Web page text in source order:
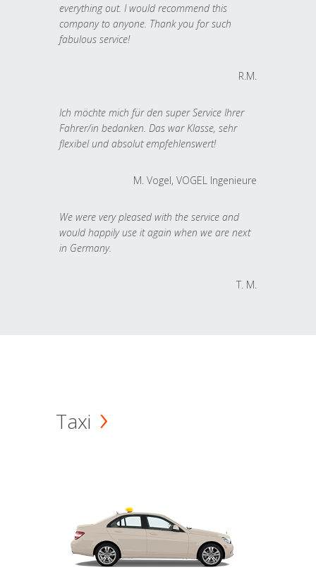
everything out. I would recommend this
company to anyone. Thank you for such
fabulous service!
R.M.
Ich möchte mich für den super Service Ihrer
Fahrer/in bedanken. Das war Klasse, sehr
flexibel und absolut empfehlenswert!
M. Vogel, VOGEL Ingenieure
We were very pleased with the service and
would happily use it again when we are next
in Germany.
T. M.
Taxi